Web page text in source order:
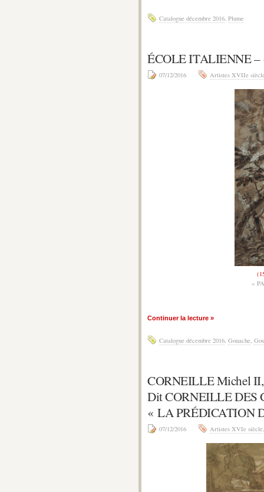
Catalogue décembre 2016, Plume
ÉCOLE ITALIENNE
07/12/2016 Artistes XVIIe
«
Continuer la lecture »
Catalogue décembre 2016, Gouache,
CORNEILLE Michel II,
Dit CORNEILLE DES
« LA PRÉDICATION
07/12/2016 Artistes XVIe siècle